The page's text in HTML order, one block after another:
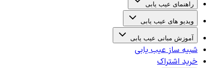
راهنمای عیب یابی
ویدیو های عیب یابی
آموزش مبانی عیب یابی
شبیه ساز عیب یابی
خرید اشتراک